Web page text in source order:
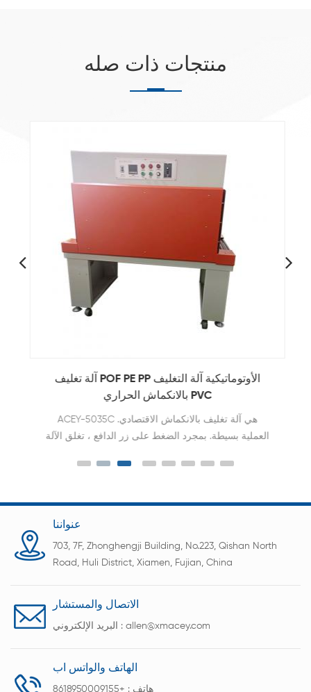
منتجات ذات صله
آلة تغليف POF PE PP الأوتوماتيكية آلة التغليف
بالانكماش الحراري PVC
ACEY-5035C هي آلة تغليف بالانكماش الاقتصادي.
العملية بسيطة. بمجرد الضغط على زر الدافع ، تغلق الآلة
صينية الورق أو بدون صينية الورق وما إلى ذلك ، كما
يمكن استخدامها للأجهزة الكهربائية ، وقطع غيار السيارات
أو الجماعية.
عنواننا
703, 7F, Zhonghengji Building, No.223, Qishan North
Road, Huli District, Xiamen, Fujian, China
الاتصال والمستشار
البريد الإلكتروني : allen@xmacey.com
الهاتف والواتس اب
هاتف : +8618950009155